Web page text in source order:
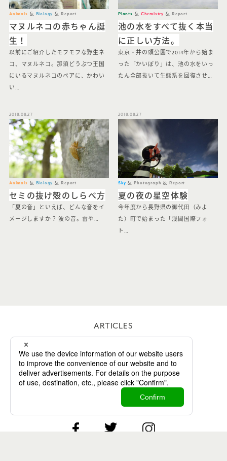
Animals Biology Report
マヌルネコの赤ちゃん誕
生！
以前にご紹介したモフモフな野生ネ
コ、マヌルネコ。那須どうぶつ王国
にいるマヌルネコのペアに、かわい
い…
Plants Chemistry Report
池の水をすべて抜く本当
に正しい方法。
東京・井の頭公園で2014年から始ま
った「かいぼり」は、池の水をいっ
たん全部抜いて生態系を回復させ…
Animals Biology Report
2018.08.27
セミの抜け殻のしらべ方
「夏の音」といえば、どんな音をイ
メージしますか？ 波の音。雷や…
Sky Photograph Report
2018.08.27
夏の夜の星空体験
今年度から長野県の御代田（みよ
た）町で始まった「浅間国際フォ
ト…
ARTICLES
WORKS
ABOUT
CONTACT